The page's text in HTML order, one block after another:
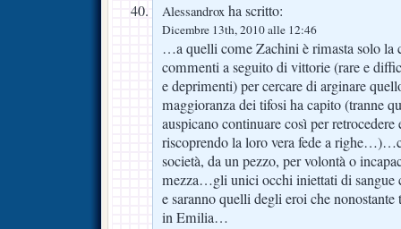
Alessandrox ha scritto:
Dicembre 13th, 2010 alle 12:46
…a quelli come Zachini è rimasta solo la
commenti a seguito di vittorie (rare e
e deprimenti) per cercare di arginare
maggioranza dei tifosi ha capito (tranne
auspicano continuare così per
riscoprendo la loro vera fede a
società, da un pezzo, per volontà o
mezza…gli unici occhi iniettati di sangue
e saranno quelli degli eroi che
in Emilia…